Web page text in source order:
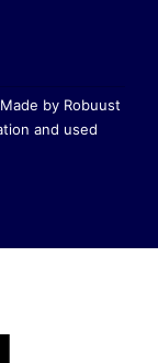
Made by Robuust
and used